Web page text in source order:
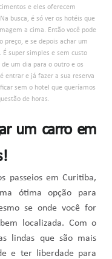
e eles oferecem
busca, é só ver os hotéis que
a cima. Então você pode
preço, e se depois achar um
É super simples e sem custo
um dia para o outro e os
entrar e já fazer a sua reserva
sem o hotel que queríamos
de horas.
um carro em
passeios em Curitiba,
ótima opção para
se onde você for
localizada. Com o
lindas que são mais
e ter liberdade para